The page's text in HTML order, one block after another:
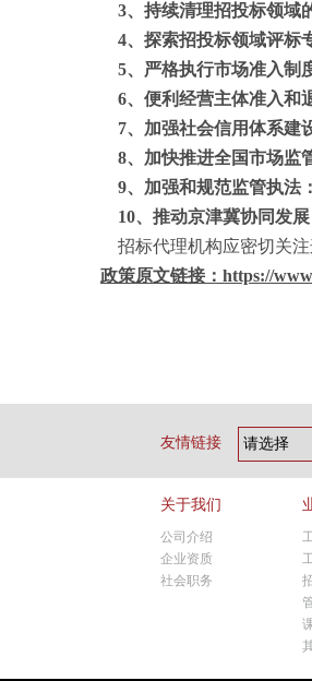
3、持续清理招投标领域
4、探索招投标领域评标
5、严格执行市场准入制
6、便利经营主体准入和
7、加强社会信用体系建
8、加快推进全国市场监
9、加强和规范监管执法：
10、推动京津冀协同发展
招标代理机构应密切关
政策原文链接： https://
友情链接
关于我们
公司介绍
企业资质
社会职务